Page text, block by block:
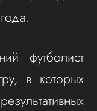
футболист
в которых